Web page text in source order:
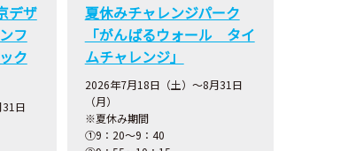
デザ
フ
ク
日
夏休みチャレンジパーク
「がんばるウォール タイ
ムチャレンジ」
2026年7月18日（土）～8月31日
（月）
※夏休み期間
①9：20～9：40